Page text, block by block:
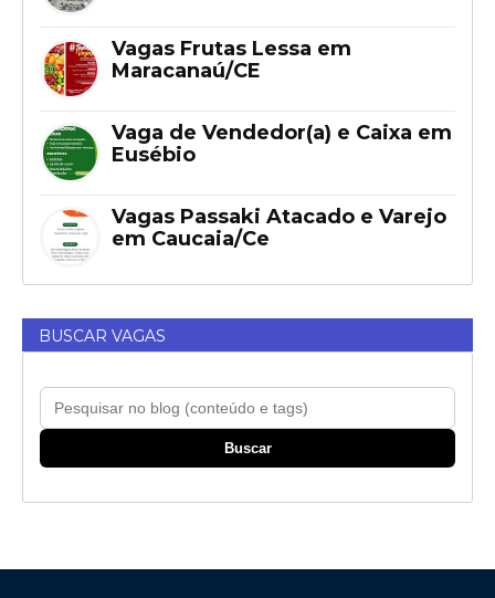
Vagas Frutas Lessa em
Maracanaú/CE
Vaga de Vendedor(a) e Caixa em
Eusébio
Vagas Passaki Atacado e Varejo
em Caucaia/Ce
BUSCAR VAGAS
Buscar